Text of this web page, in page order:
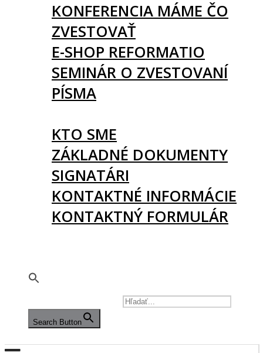
KONFERENCIA MÁME ČO
ZVESTOVAŤ
E-SHOP REFORMATIO
SEMINÁR O ZVESTOVANÍ
PÍSMA
KTO SME
ZÁKLADNÉ DOKUMENTY
SIGNATÁRI
KONTAKTNÉ INFORMÁCIE
KONTAKTNÝ FORMULÁR
Search Button